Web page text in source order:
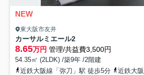
NEW
東大阪市友井
カーサルミエール2
8.65万円 管理/共益費3,500円
54.35㎡ (2LDK) /築9年 /2階建
近鉄大阪線「弥刀」駅 徒歩5分
近鉄大阪線